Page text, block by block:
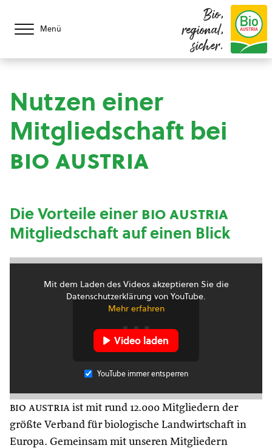
Menü
Bio,
regional,
sicher.
Nutzen einer
Mitgliedschaft bei
bio austria
Die Vorteile einerbio austria
Mitgliedschaft auf einen Blick
Mit dem Laden des Videos akzeptieren Sie die
Datenschutzerklärung von YouTube.
Mehr erfahren
Video laden
YouTube immer entsperren
bio austria ist mit rund 12.000 Mitgliedern der
größte Verband für biologische Landwirtschaft in
Europa. Gemeinsam mit unseren Mitgliedern